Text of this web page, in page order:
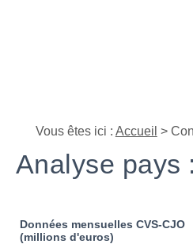
Vous êtes ici : Accueil >
Analyse pays
Données mensuelles CVS-CJO
(millions d'euros)